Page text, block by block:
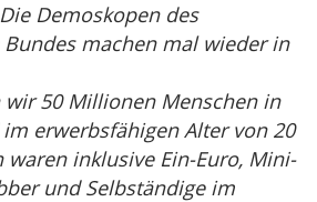
Demoskopen des
machen mal wieder in
wir 50 Millionen Menschen in
erwerbsfähigen Alter von 20
waren inklusive Ein-Euro, Mini-
und Selbständige im